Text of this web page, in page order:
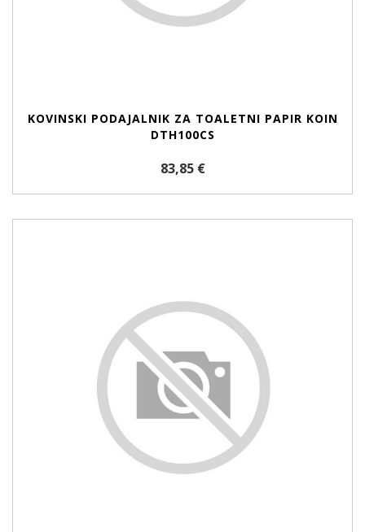
KOVINSKI PODAJALNIK ZA TOALETNI PAPIR KOIN
DTH100CS
83,85 €